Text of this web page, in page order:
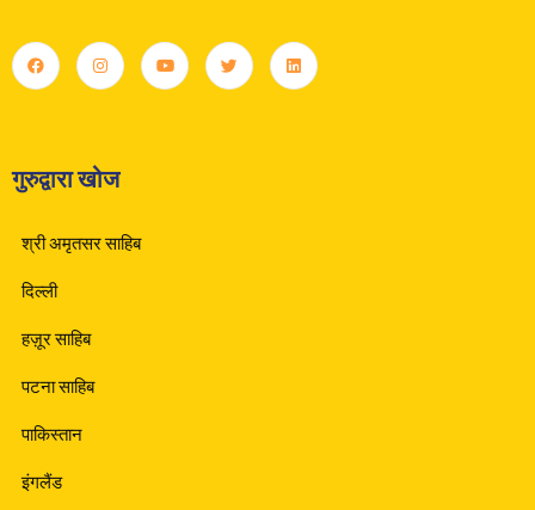
गुरुद्वारा खोज
श्री अमृतसर साहिब
दिल्ली
हज़ूर साहिब
पटना साहिब
पाकिस्तान
इंगलैंड